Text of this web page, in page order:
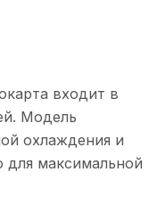
входит в
Модель
охлаждения и
максимальной